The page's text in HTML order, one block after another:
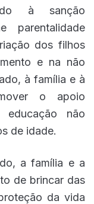
à sanção
parentalidade
dos filhos
e na não
à família e à
o apoio
não
de idade.
a família e a
de brincar das
da vida